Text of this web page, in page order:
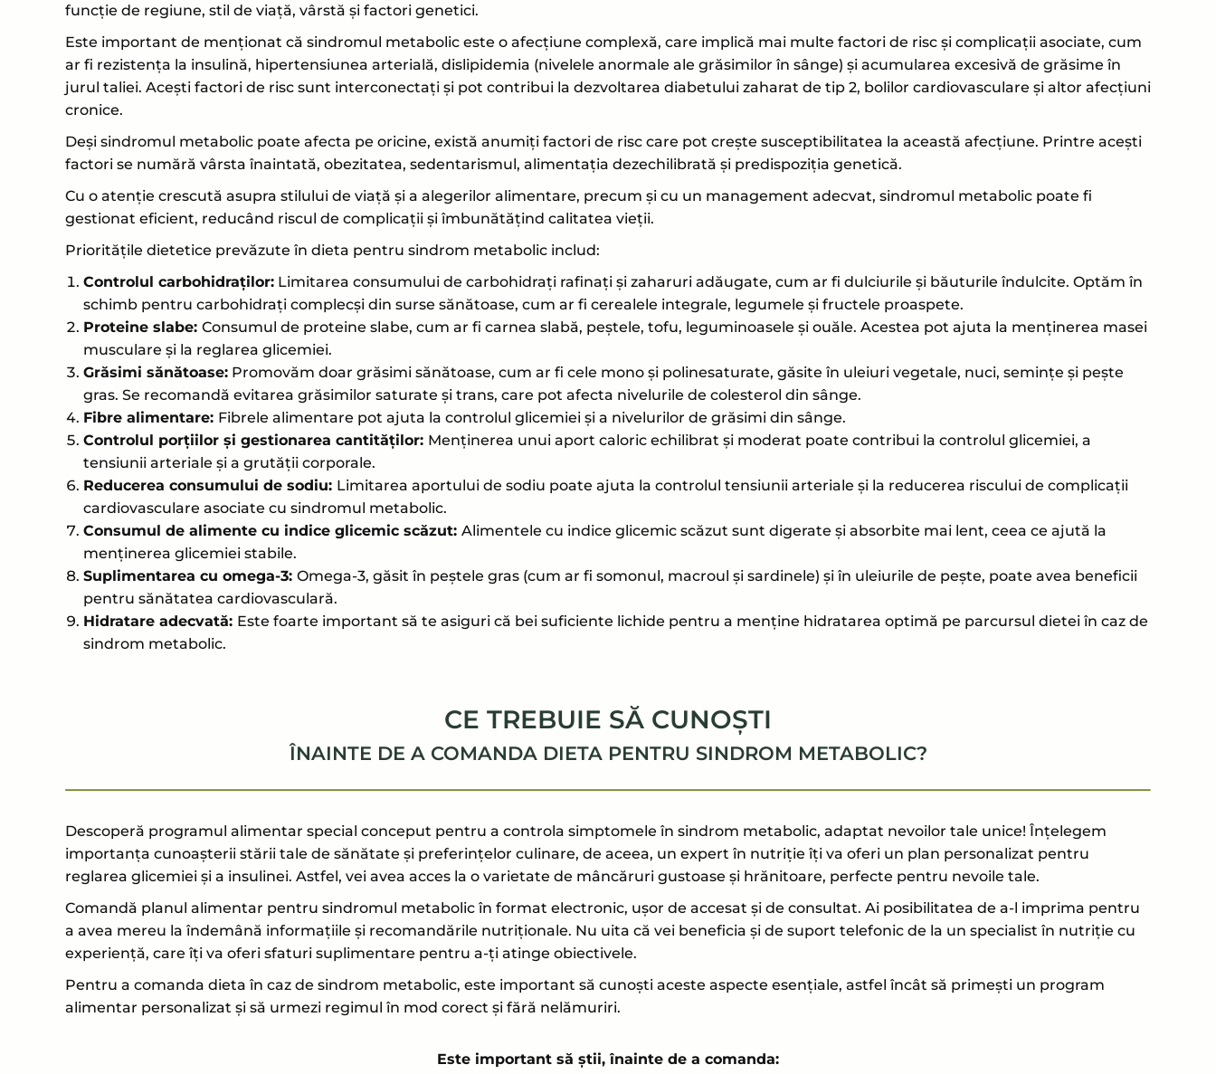
funcție de regiune, stil de viață, vârstă și factori genetici.
Este important de menționat că sindromul metabolic este o afecțiune complexă, care implică mai multe factori de risc și complicații asociate, cum
ar fi rezistența la insulină, hipertensiunea arterială, dislipidemia (nivelele anormale ale grăsimilor în sânge) și acumularea excesivă de grăsime în
jurul taliei. Acești factori de risc sunt interconectați și pot contribui la dezvoltarea diabetului zaharat de tip 2, bolilor cardiovasculare și altor afecțiuni
cronice.
Deși sindromul metabolic poate afecta pe oricine, există anumiți factori de risc care pot crește susceptibilitatea la această afecțiune. Printre acești
factori se numără vârsta înaintată, obezitatea, sedentarismul, alimentația dezechilibrată și predispoziția genetică.
Cu o atenție crescută asupra stilului de viață și a alegerilor alimentare, precum și cu un management adecvat, sindromul metabolic poate fi
gestionat eficient, reducând riscul de complicații și îmbunătățind calitatea vieții.
Prioritățile dietetice prevăzute în dieta pentru sindrom metabolic includ:
Controlul carbohidraților: Limitarea consumului de carbohidrați rafinați și zaharuri adăugate, cum ar fi dulciurile și băuturile îndulcite. Optăm în
schimb pentru carbohidrați complecși din surse sănătoase, cum ar fi cerealele integrale, legumele și fructele proaspete.
Proteine slabe: Consumul de proteine slabe, cum ar fi carnea slabă, peștele, tofu, leguminoasele și ouăle. Acestea pot ajuta la menținerea masei
musculare și la reglarea glicemiei.
Grăsimi sănătoase: Promovăm doar grăsimi sănătoase, cum ar fi cele mono și polinesaturate, găsite în uleiuri vegetale, nuci, semințe și pește
gras. Se recomandă evitarea grăsimilor saturate și trans, care pot afecta nivelurile de colesterol din sânge.
Fibre alimentare: Fibrele alimentare pot ajuta la controlul glicemiei și a nivelurilor de grăsimi din sânge.
Controlul porțiilor și gestionarea cantităților: Menținerea unui aport caloric echilibrat și moderat poate contribui la controlul glicemiei, a
tensiunii arteriale și a grutății corporale.
Reducerea consumului de sodiu: Limitarea aportului de sodiu poate ajuta la controlul tensiunii arteriale și la reducerea riscului de complicații
cardiovasculare asociate cu sindromul metabolic.
Consumul de alimente cu indice glicemic scăzut: Alimentele cu indice glicemic scăzut sunt digerate și absorbite mai lent, ceea ce ajută la
menținerea glicemiei stabile.
Suplimentarea cu omega-3: Omega-3, găsit în peștele gras (cum ar fi somonul, macroul și sardinele) și în uleiurile de pește, poate avea beneficii
pentru sănătatea cardiovasculară.
Hidratare adecvată: Este foarte important să te asiguri că bei suficiente lichide pentru a menține hidratarea optimă pe parcursul dietei în caz de
sindrom metabolic.
CE TREBUIE SĂ CUNOȘTI
ÎNAINTE DE A COMANDA DIETA PENTRU SINDROM METABOLIC?
Descoperă programul alimentar special conceput pentru a controla simptomele în sindrom metabolic, adaptat nevoilor tale unice! Înțelegem
importanța cunoașterii stării tale de sănătate și preferințelor culinare, de aceea, un expert în nutriție îți va oferi un plan personalizat pentru
reglarea glicemiei și a insulinei. Astfel, vei avea acces la o varietate de mâncăruri gustoase și hrănitoare, perfecte pentru nevoile tale.
Comandă planul alimentar pentru sindromul metabolic în format electronic, ușor de accesat și de consultat. Ai posibilitatea de a-l imprima pentru
a avea mereu la îndemână informațiile și recomandările nutriționale. Nu uita că vei beneficia și de suport telefonic de la un specialist în nutriție cu
experiență, care îți va oferi sfaturi suplimentare pentru a-ți atinge obiectivele.
Pentru a comanda dieta în caz de sindrom metabolic, este important să cunoști aceste aspecte esențiale, astfel încât să primești un program
alimentar personalizat și să urmezi regimul în mod corect și fără nelămuriri.
Este important să știi, înainte de a comanda: